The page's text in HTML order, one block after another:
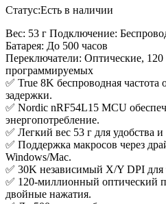
Статус:Есть в наличии
Вес: 53 г Подключение:
Батарея: До 500 часов
Переключатели: Оптические,
программируемых
✅ True 8K беспроводная
задержки.
✅ Nordic nRF54L15 MCU
энергопотребление.
✅ Легкий вес 53 г для удобства
✅ Поддержка макросов через
Windows/Mac.
✅ 30K независимый X/Y DPI для
✅ 120-миллионный оптический
двойные нажатия.